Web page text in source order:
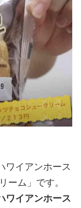
ワイアンホース
ーム」です。
ワイアンホース